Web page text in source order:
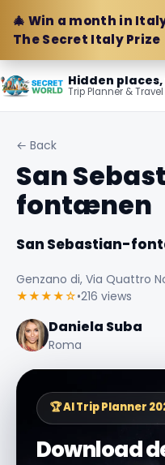
🎄 Win a month in
The Secret Italy Prize
Hidden
Trip Planner &
← Back
San
fontænen
San Sebastian-
Genzano di, Via Quattro
★★★★☆•216 views
Daniela Suba
Roma
🏆 AI Trip Planner
Download